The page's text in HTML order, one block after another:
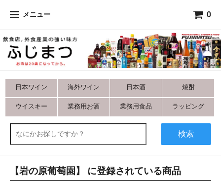
メニュー 0
日本ワイン 海外ワイン 日本酒 焼酎
ウイスキー 業務用お酒 業務用食品 ラッピング
検索
【岩の原葡萄園】 に登録されている商品